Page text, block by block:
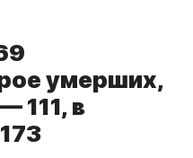
умерших,
111, в